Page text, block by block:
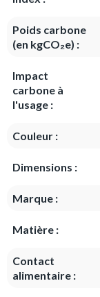
Poids carbone
(en kgCO₂e) :
Impact
carbone à
l'usage :
Couleur :
Dimensions :
Marque :
Matière :
Contact
alimentaire :